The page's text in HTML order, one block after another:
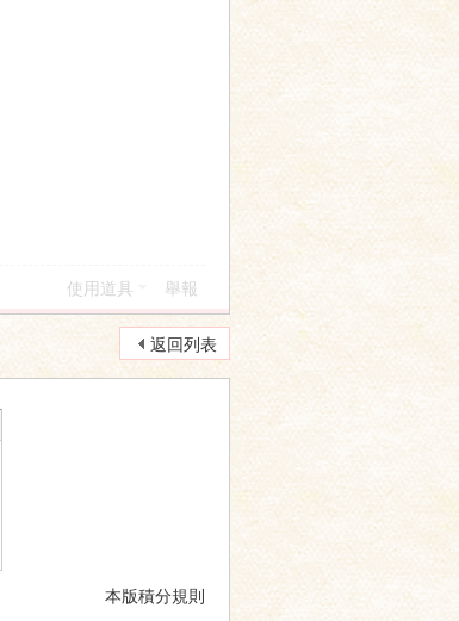
使用道具 舉報
返回列表
本版積分規則